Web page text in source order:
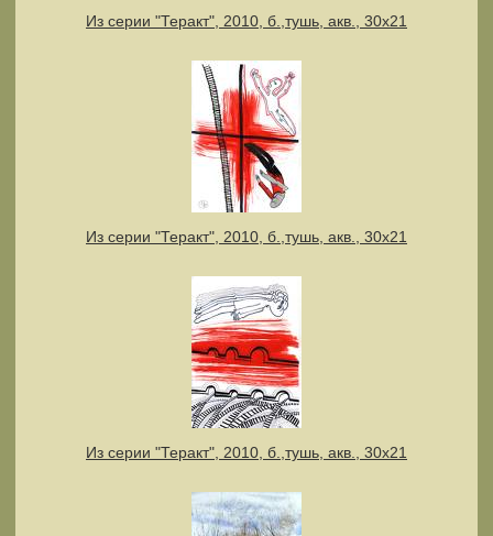
Из серии "Теракт", 2010, б.,тушь, акв., 30х21
Из серии "Теракт", 2010, б.,тушь, акв., 30х21
Из серии "Теракт", 2010, б.,тушь, акв., 30х21